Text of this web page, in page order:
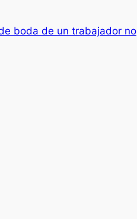
boda de un trabajador no